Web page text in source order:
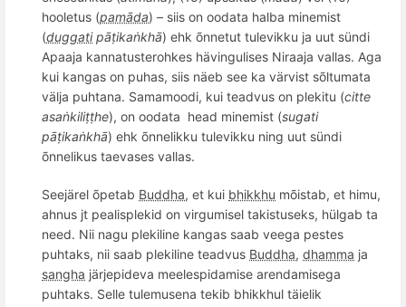
hooletus (pamāda) – siis on oodata halba minemist
(duggatipāṭikaṅkhā) ehk õnnetut tulevikku ja uut sündi
Apaaja kannatusterohkes hävingulises Niraaja vallas. Aga
kui kangas on puhas, siis näeb see ka värvist sõltumata
välja puhtana. Samamoodi, kui teadvus on plekitu (citte
asaṅkiliṭṭhe), on oodata head minemist (sugati
pāṭikaṅkhā) ehk õnnelikku tulevikku ning uut sündi
õnnelikus taevases vallas.
Seejärel õpetab Buddha, et kui bhikkhu mõistab, et himu,
ahnus jt pealisplekid on virgumisel takistuseks, hülgab ta
need. Nii nagu plekiline kangas saab veega pestes
puhtaks, nii saab plekiline teadvus Buddha, dhamma ja
sangha järjepideva meelespidamise arendamisega
puhtaks. Selle tulemusena tekib bhikkhul täielik